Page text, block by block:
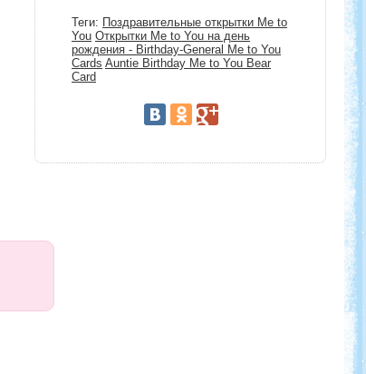
Теги: Поздравительные открытки Me to
You Открытки Me to You на день
рождения - Birthday-General Me to You
Cards Auntie Birthday Me to You Bear
Card